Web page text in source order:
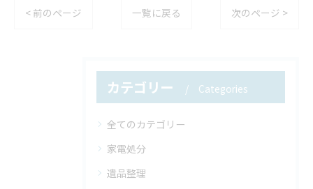
< 前のページ 一覧に戻る 次のページ >
カテゴリー Categories
全てのカテゴリー
家電処分
遺品整理